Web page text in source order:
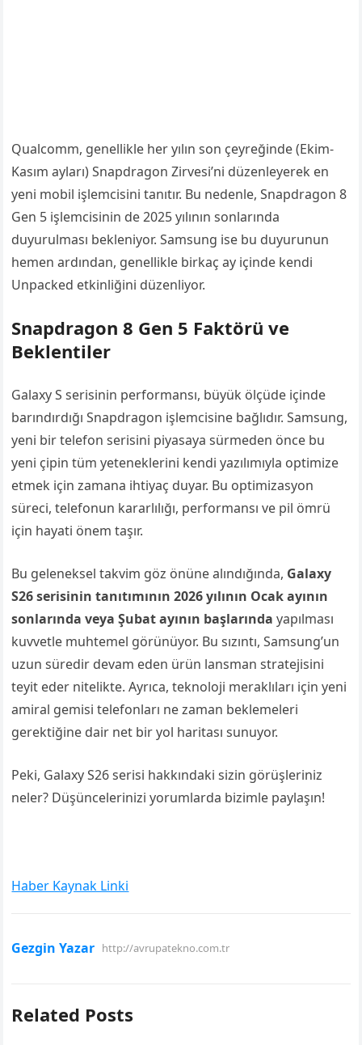
Qualcomm, genellikle her yılın son çeyreğinde (Ekim-
Kasım ayları) Snapdragon Zirvesi’ni düzenleyerek en
yeni mobil işlemcisini tanıtır. Bu nedenle, Snapdragon 8
Gen 5 işlemcisinin de 2025 yılının sonlarında
duyurulması bekleniyor. Samsung ise bu duyurunun
hemen ardından, genellikle birkaç ay içinde kendi
Unpacked etkinliğini düzenliyor.
Snapdragon 8 Gen 5 Faktörü ve
Beklentiler
Galaxy S serisinin performansı, büyük ölçüde içinde
barındırdığı Snapdragon işlemcisine bağlıdır. Samsung,
yeni bir telefon serisini piyasaya sürmeden önce bu
yeni çipin tüm yeteneklerini kendi yazılımıyla optimize
etmek için zamana ihtiyaç duyar. Bu optimizasyon
süreci, telefonun kararlılığı, performansı ve pil ömrü
için hayati önem taşır.
Bu geleneksel takvim göz önüne alındığında, Galaxy
S26 serisinin tanıtımının 2026 yılının Ocak ayının
sonlarında veya Şubat ayının başlarında yapılması
kuvvetle muhtemel görünüyor. Bu sızıntı, Samsung’un
uzun süredir devam eden ürün lansman stratejisini
teyit eder nitelikte. Ayrıca, teknoloji meraklıları için yeni
amiral gemisi telefonları ne zaman beklemeleri
gerektiğine dair net bir yol haritası sunuyor.
Peki, Galaxy S26 serisi hakkındaki sizin görüşleriniz
neler? Düşüncelerinizi yorumlarda bizimle paylaşın!
Haber Kaynak Linki
Gezgin Yazar http://avrupatekno.com.tr
Related Posts